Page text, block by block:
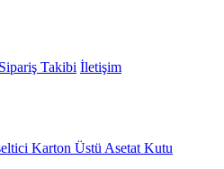
Sipariş Takibi İletişim
Karton Üstü Asetat Kutu